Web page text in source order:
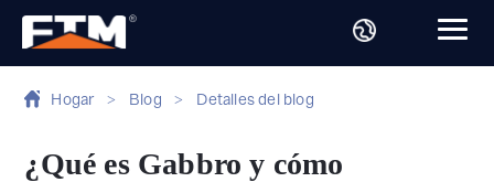
Hogar > Blog > Detalles del blog
¿Qué es Gabbro y cómo